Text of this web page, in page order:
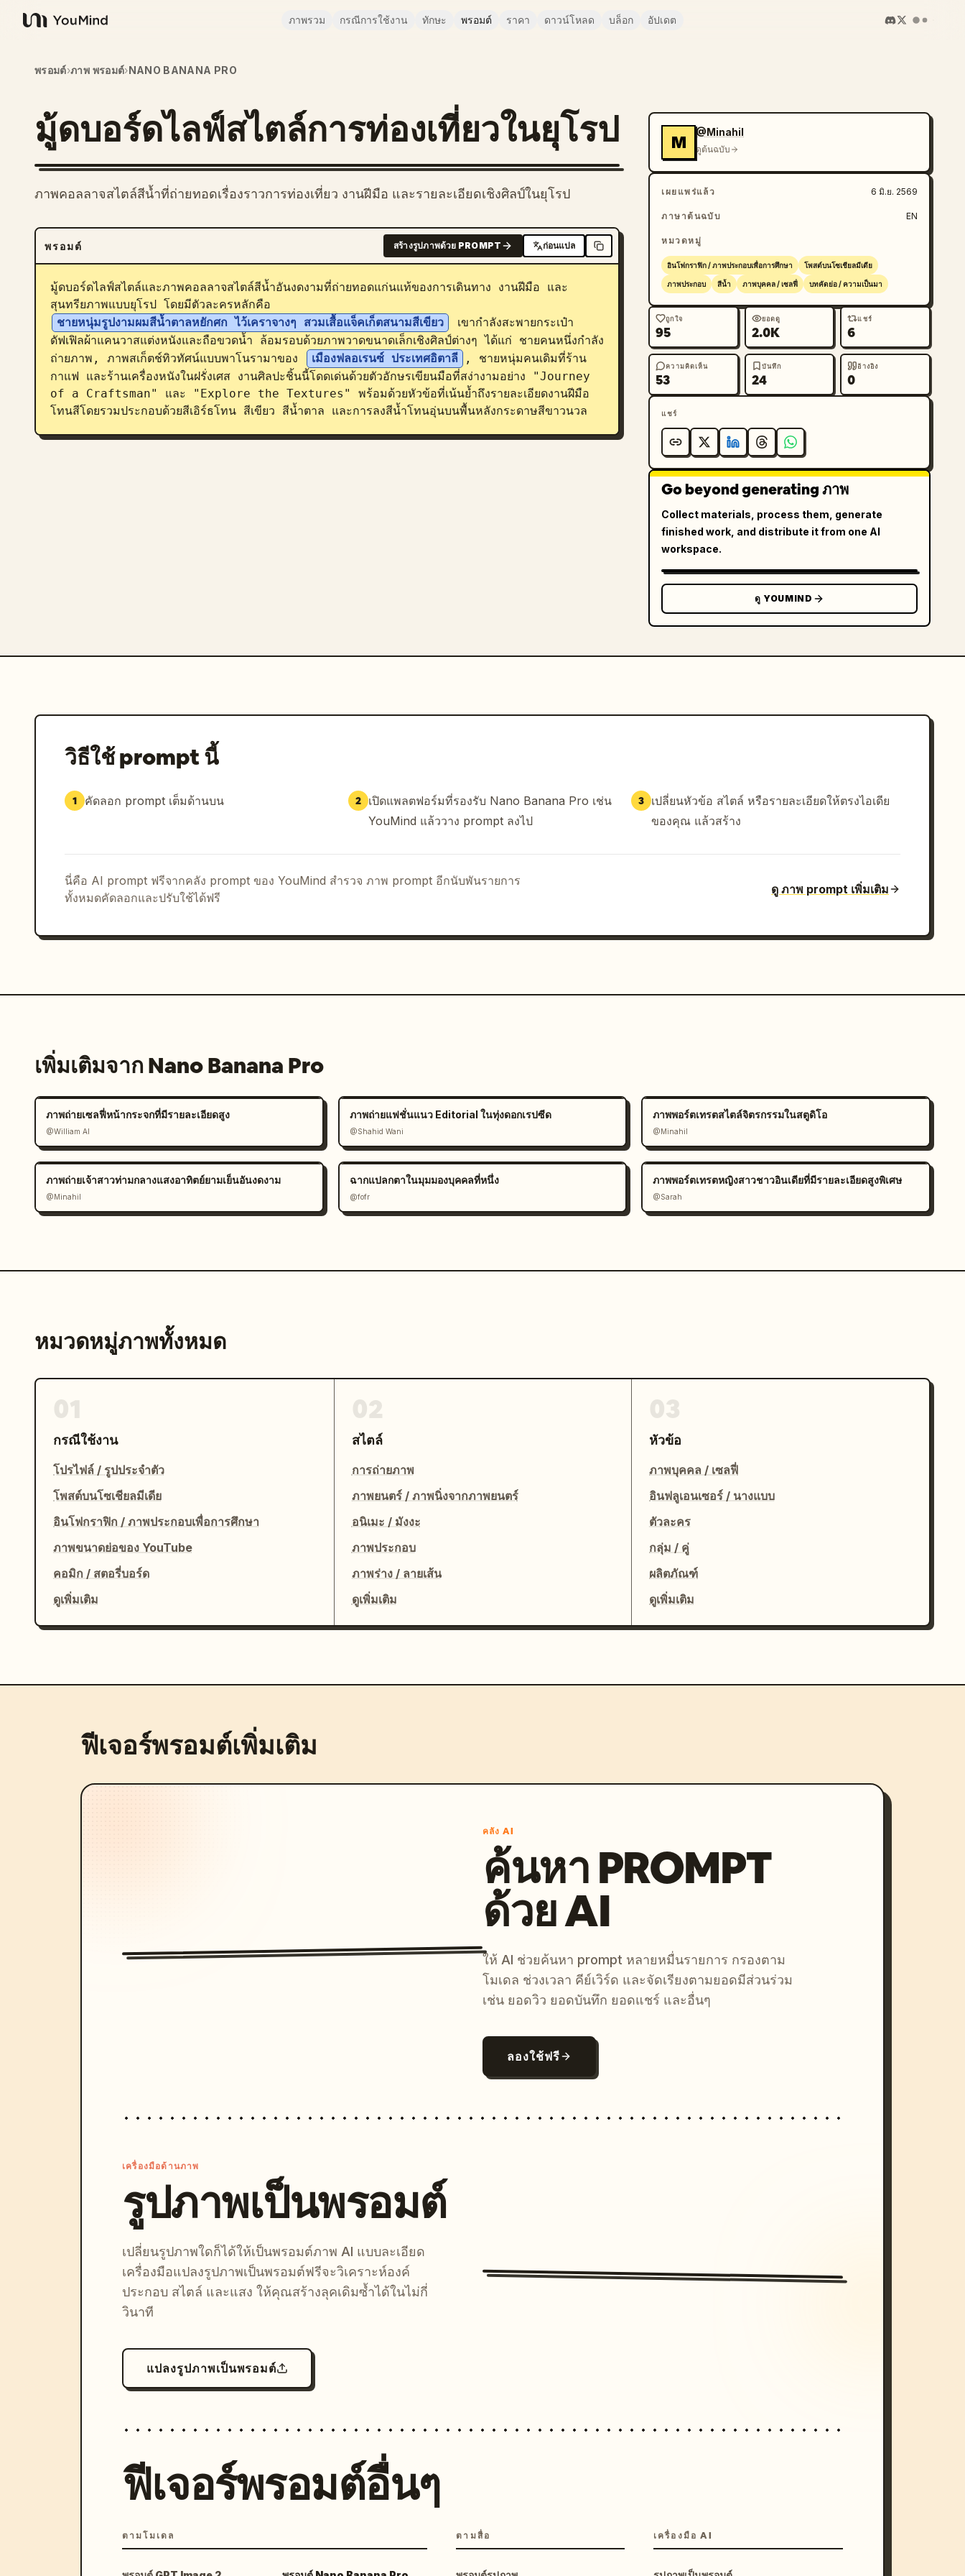
YouMind
ภาพรวม กรณีการใช้งาน ทักษะ พรอมต์ ราคา ดาวน์โหลด บล็อก อัปเดต
พรอมต์›ภาพ พรอมต์›NANO BANANA PRO
มู้ดบอร์ดไลฟ์สไตล์การท่องเที่ยวในยุโรป
ภาพคอลลาจสไตล์สีน้ำที่ถ่ายทอดเรื่องราวการท่องเที่ยว งานฝีมือ และรายละเอียดเชิงศิลป์ในยุโรป
พรอมต์ สร้างรูปภาพด้วย PROMPT ก่อนแปล
มู้ดบอร์ดไลฟ์สไตล์และภาพคอลลาจสไตล์สีน้ำอันงดงามที่ถ่ายทอดแก่นแท้ของการเดินทาง งานฝีมือ และ
สุนทรียภาพแบบยุโรป โดยมีตัวละครหลักคือ
ชายหนุ่มรูปงามผมสีน้ำตาลหยักศก ไว้เคราจางๆ สวมเสื้อแจ็คเก็ตสนามสีเขียว
เขากำลังสะพายกระเป๋า
ดัฟเฟิลผ้าแคนวาสแต่งหนังและถือขวดน้ำ ล้อมรอบด้วยภาพวาดขนาดเล็กเชิงศิลป์ต่างๆ ได้แก่ ชายคนหนึ่งกำลัง
ถ่ายภาพ, ภาพสเก็ตช์ทิวทัศน์แบบพาโนรามาของ
เมืองฟลอเรนซ์ ประเทศอิตาลี
, ชายหนุ่มคนเดิมที่ร้าน
กาแฟ และร้านเครื่องหนังในฝรั่งเศส งานศิลปะชิ้นนี้โดดเด่นด้วยตัวอักษรเขียนมือที่สง่างามอย่าง "Journey
of a Craftsman" และ "Explore the Textures" พร้อมด้วยหัวข้อที่เน้นย้ำถึงรายละเอียดงานฝีมือ
โทนสีโดยรวมประกอบด้วยสีเอิร์ธโทน สีเขียว สีน้ำตาล และการลงสีน้ำโทนอุ่นบนพื้นหลังกระดาษสีขาวนวล
M
@Minahil
ดูต้นฉบับ
เผยแพร่แล้ว 6 มิ.ย. 2569
ภาษาต้นฉบับ EN
หมวดหมู่
อินโฟกราฟิก / ภาพประกอบเพื่อการศึกษา โพสต์บนโซเชียลมีเดีย
ภาพประกอบ สีน้ำ ภาพบุคคล / เซลฟี่ บทคัดย่อ / ความเป็นมา
ถูกใจ
95
ยอดดู
2.0K
แชร์
6
ความคิดเห็น
53
บันทึก
24
อ้างอิง
0
แชร์
Go beyond generating ภาพ
Collect materials, process them, generate
finished work, and distribute it from one AI
workspace.
ดู YOUMIND
วิธีใช้ prompt นี้
1 คัดลอก prompt เต็มด้านบน 2 เปิดแพลตฟอร์มที่รองรับ Nano Banana Pro เช่น
YouMind แล้ววาง prompt ลงไป
3
เปลี่ยนหัวข้อ สไตล์ หรือรายละเอียดให้ตรงไอเดีย
ของคุณ แล้วสร้าง
นี่คือ AI prompt ฟรีจากคลัง prompt ของ YouMind สำรวจ ภาพ prompt อีกนับพันรายการ
ทั้งหมดคัดลอกและปรับใช้ได้ฟรี
ดู ภาพ prompt เพิ่มเติม
เพิ่มเติมจาก Nano Banana Pro
ภาพถ่ายเซลฟี่หน้ากระจกที่มีรายละเอียดสูง
@William AI
ภาพถ่ายแฟชั่นแนว Editorial ในทุ่งดอกเรปซีด
@Shahid Wani
ภาพพอร์ตเทรตสไตล์จิตรกรรมในสตูดิโอ
@Minahil
ภาพถ่ายเจ้าสาวท่ามกลางแสงอาทิตย์ยามเย็นอันงดงาม
@Minahil
ฉากแปลกตาในมุมมองบุคคลที่หนึ่ง
@fofr
ภาพพอร์ตเทรตหญิงสาวชาวอินเดียที่มีรายละเอียดสูงพิเศษ
@Sarah
หมวดหมู่ภาพทั้งหมด
กรณีใช้งาน
โปรไฟล์ / รูปประจำตัว
โพสต์บนโซเชียลมีเดีย
อินโฟกราฟิก / ภาพประกอบเพื่อการศึกษา
ภาพขนาดย่อของ YouTube
คอมิก / สตอรี่บอร์ด
ดูเพิ่มเติม
สไตล์
การถ่ายภาพ
ภาพยนตร์ / ภาพนิ่งจากภาพยนตร์
อนิเมะ / มังงะ
ภาพประกอบ
ภาพร่าง / ลายเส้น
ดูเพิ่มเติม
หัวข้อ
ภาพบุคคล / เซลฟี่
อินฟลูเอนเซอร์ / นางแบบ
ตัวละคร
กลุ่ม / คู่
ผลิตภัณฑ์
ดูเพิ่มเติม
ฟีเจอร์พรอมต์เพิ่มเติม
คลัง AI
ค้นหา PROMPT
ด้วย AI
ให้ AI ช่วยค้นหา prompt หลายหมื่นรายการ กรองตาม
โมเดล ช่วงเวลา คีย์เวิร์ด และจัดเรียงตามยอดมีส่วนร่วม
เช่น ยอดวิว ยอดบันทึก ยอดแชร์ และอื่นๆ
ลองใช้ฟรี
เครื่องมือด้านภาพ
รูปภาพเป็นพรอมต์
เปลี่ยนรูปภาพใดก็ได้ให้เป็นพรอมต์ภาพ AI แบบละเอียด
เครื่องมือแปลงรูปภาพเป็นพรอมต์ฟรีจะวิเคราะห์องค์
ประกอบ สไตล์ และแสง ให้คุณสร้างลุคเดิมซ้ำได้ในไม่กี่
วินาที
แปลงรูปภาพเป็นพรอมต์
ฟีเจอร์พรอมต์อื่นๆ
ตามโมเดล ตามสื่อ เครื่องมือ AI